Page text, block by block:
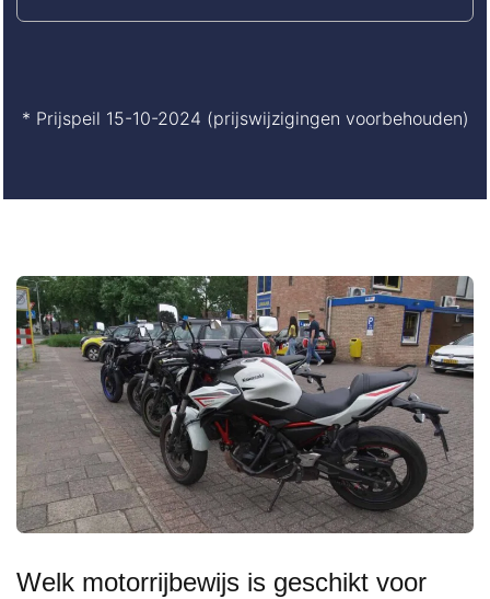
* Prijspeil 15-10-2024 (prijswijzigingen voorbehouden)
Welk motorrijbewijs is geschikt voor